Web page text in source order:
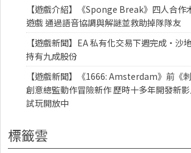
【遊戲介紹】《Sponge Break》四人合作
遊戲 通過語音協調與解謎並救助掉隊隊友
【遊戲新聞】EA 私有化交易下週完成・沙
持有九成股份
【遊戲新聞】《1666: Amsterdam》前《刺
創意總監動作冒險新作 歷時十多年開發新
試玩開放中
標籤雲